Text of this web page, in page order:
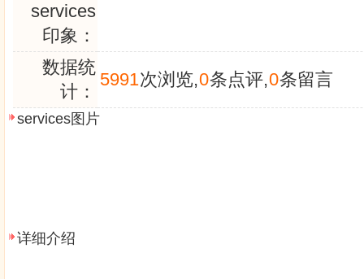
services
印象：
数据统
计：
5991次浏览,0条点评,0条留言
services图片
详细介绍